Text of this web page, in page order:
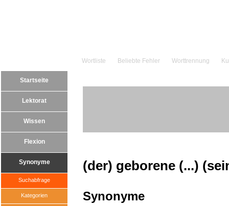
Wortliste Beliebte Fehler Worttrennung
Startseite
Lektorat
Wissen
Flexion
Synonyme
Suchabfrage
Kategorien
(der) geborene (...)
Synonyme